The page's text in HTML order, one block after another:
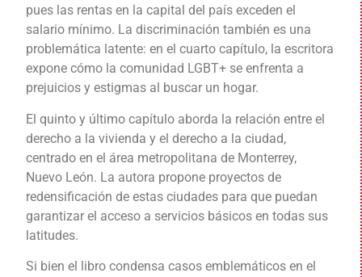
pues las rentas en la capital del país exceden el
salario mínimo. La discriminación también es una
problemática latente: en el cuarto capítulo, la escritora
expone cómo la comunidad LGBT+ se enfrenta a
prejuicios y estigmas al buscar un hogar.
El quinto y último capítulo aborda la relación entre el
derecho a la vivienda y el derecho a la ciudad,
centrado en el área metropolitana de Monterrey,
Nuevo León. La autora propone proyectos de
redensificación de estas ciudades para que puedan
garantizar el acceso a servicios básicos en todas sus
latitudes.
Si bien el libro condensa casos emblemáticos en el